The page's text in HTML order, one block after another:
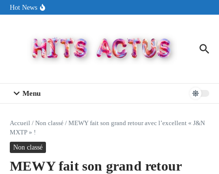
Aller au contenu
Hot News
pour une tournée hors norme
Menu
Accueil / Non classé / MEWY fait son grand retour avec l’excellent « J&N
MXTP » !
Non classé
MEWY fait son grand retour